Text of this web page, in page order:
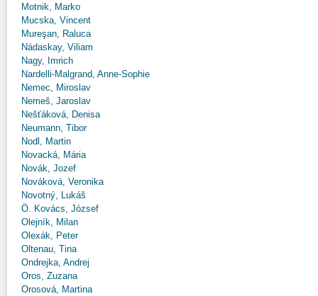
Motnik, Marko
Mucska, Vincent
Mureşan, Raluca
Nádaskay, Viliam
Nagy, Imrich
Nardelli-Malgrand, Anne-Sophie
Nemec, Miroslav
Nemeš, Jaroslav
Nešťáková, Denisa
Neumann, Tibor
Nodl, Martin
Novacká, Mária
Novák, Jozef
Nováková, Veronika
Novotný, Lukáš
Ö. Kovács, József
Olejník, Milan
Olexák, Peter
Oltenau, Tina
Ondrejka, Andrej
Oros, Zuzana
Orosová, Martina